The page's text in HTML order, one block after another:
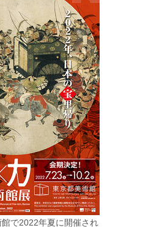
で2022年夏に開催され